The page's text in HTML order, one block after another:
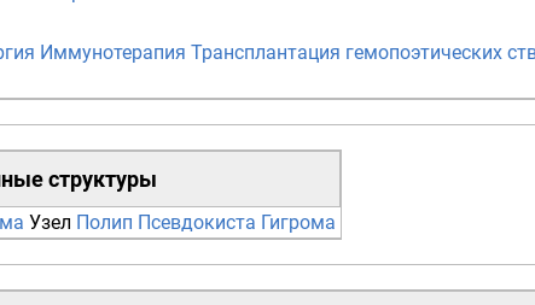
Иммунотерапия Трансплантация гемопоэтических
структуры
Узел Полип Псевдокиста Гигрома